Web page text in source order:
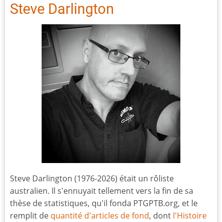
Steve Darlington
Steve Darlington (1976-2026) était un rôliste
australien. Il s'ennuyait tellement vers la fin de sa
thèse de statistiques, qu'il fonda PTGPTB.org, et le
remplit de quantité d'articles de fond, dont l'Histoire